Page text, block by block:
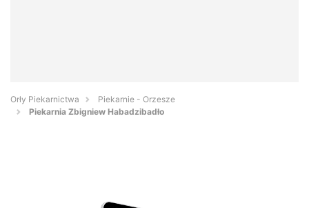
Orły Piekarnictwa
Piekarnie - Orzesze
Piekarnia Zbigniew Habadzibadło